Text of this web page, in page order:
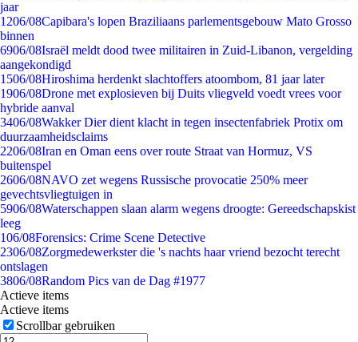
jaar
1206/08Capibara's lopen Braziliaans parlementsgebouw Mato Grosso
binnen
6906/08Israël meldt dood twee militairen in Zuid-Libanon, vergelding
aangekondigd
1506/08Hiroshima herdenkt slachtoffers atoombom, 81 jaar later
1906/08Drone met explosieven bij Duits vliegveld voedt vrees voor
hybride aanval
3406/08Wakker Dier dient klacht in tegen insectenfabriek Protix om
duurzaamheidsclaims
2206/08Iran en Oman eens over route Straat van Hormuz, VS
buitenspel
2606/08NAVO zet wegens Russische provocatie 250% meer
gevechtsvliegtuigen in
5906/08Waterschappen slaan alarm wegens droogte: Gereedschapskist
leeg
106/08Forensics: Crime Scene Detective
2306/08Zorgmedewerkster die 's nachts haar vriend bezocht terecht
ontslagen
3806/08Random Pics van de Dag #1977
Actieve items
Actieve items
Scrollbar gebruiken